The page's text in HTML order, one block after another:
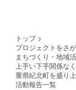
トップ >
プロジェクトをさ
まちづくり・地域
上手い下手関係な
重県紀北町を盛り
活動報告一覧